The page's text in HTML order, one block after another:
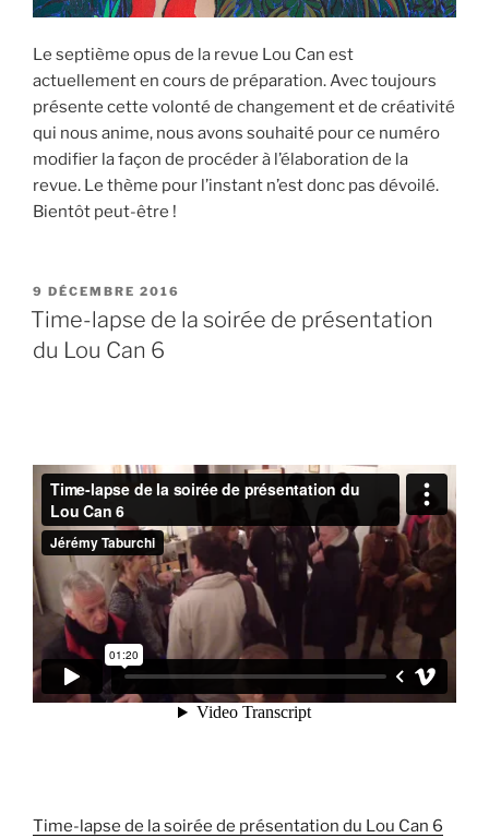
Le septième opus de la revue Lou Can est
actuellement en cours de préparation. Avec toujours
présente cette volonté de changement et de créativité
qui nous anime, nous avons souhaité pour ce numéro
modifier la façon de procéder à l’élaboration de la
revue. Le thème pour l’instant n’est donc pas dévoilé.
Bientôt peut-être !
PUBLIÉ
LE
9 DÉCEMBRE 2016
Time-lapse de la soirée de présentation
du Lou Can 6
Time-lapse de la soirée de présentation du Lou Can 6